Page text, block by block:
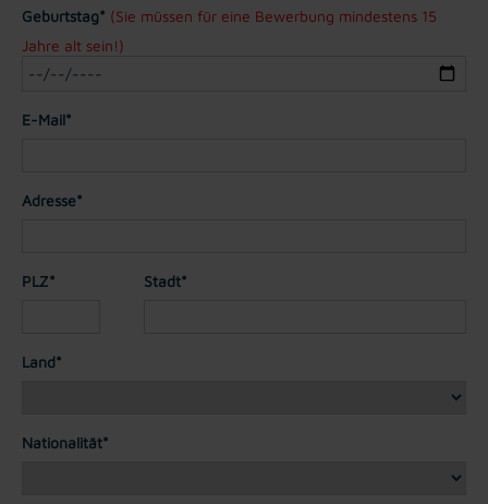
Geburtstag* (Sie müssen für eine Bewerbung mindestens 15
Jahre alt sein!)
E-Mail*
Adresse*
PLZ* Stadt*
Land*
Nationalität*